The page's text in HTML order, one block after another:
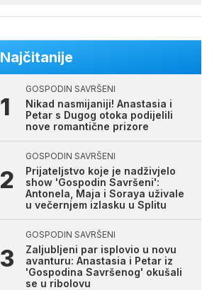
Najčitanije
GOSPODIN SAVRŠENI
Nikad nasmijaniji! Anastasia i
Petar s Dugog otoka podijelili
nove romantične prizore
GOSPODIN SAVRŠENI
Prijateljstvo koje je nadživjelo
show 'Gospodin Savršeni':
Antonela, Maja i Soraya uživale
u večernjem izlasku u Splitu
GOSPODIN SAVRŠENI
Zaljubljeni par isplovio u novu
avanturu: Anastasia i Petar iz
'Gospodina Savršenog' okušali
se u ribolovu